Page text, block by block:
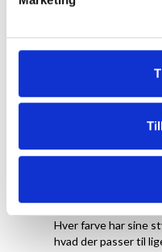
Hvilken
Hver farve har sine
hvad der passer til